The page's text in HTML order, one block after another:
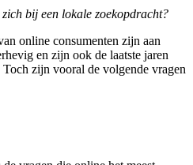
bij een lokale zoekopdracht?
online consumenten zijn aan
en zijn ook de laatste jaren
Toch zijn vooral de volgende vragen